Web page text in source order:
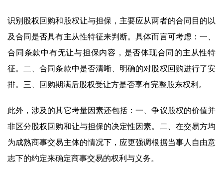
识别股权回购和股权让与担保，主要应从两者的合同目的以
及合同是否具有主从性特征来判断。具体而言可考虑：一、
合同条款中有无让与担保内容，是否体现合同的主从性特
征。二、合同条款中是否清晰、明确的对股权回购进行了安
排。三、回购期满后股权受让方是否享有完整股东权利。
此外，涉及的其它考量因素还包括：一、争议股权的价值并
非区分股权回购和让与担保的决定性因素。二、在交易方均
为成熟商事交易主体的情况下，应更强调根据当事人自由意
志下的约定来确定商事交易的权利与义务。